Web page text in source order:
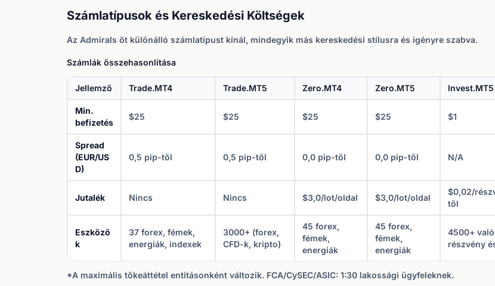
Számlatípusok és Kereskedési Költségek
Az Admirals öt különálló számlatípust kínál, mindegyik más kereskedési stílusra és igényre szabva.
Számlák összehasonlítása
Jellemző Trade.MT4 Trade.MT5 Zero.MT4 Zero.MT5 Invest.MT5
Min.
befizetés
$25 $25 $25 $25 $1
Spread
(EUR/US
D)
0,5 pip-től 0,5 pip-től 0,0 pip-től 0,0 pip-től N/A
Jutalék Nincs Nincs $3,0/lot/oldal $3,0/lot/oldal
$0,02/
től
Eszközö
k
37 forex, fémek,
energiák, indexek
3000+ (forex,
CFD-k, kripto)
45 forex,
fémek,
energiák
45 forex,
fémek,
energiák
4500+
részvény
*A maximális tőkeáttétel entitásonként változik. FCA/CySEC/ASIC: 1:30 lakossági ügyfeleknek.